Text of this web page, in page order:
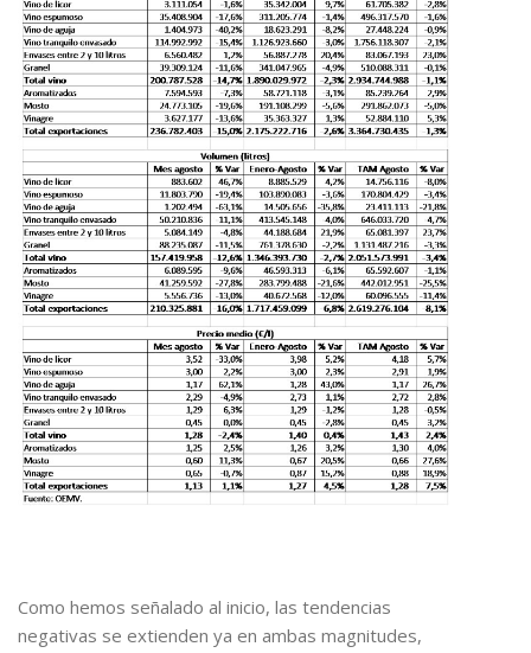
Como hemos señalado al inicio, las tendencias
negativas se extienden ya en ambas magnitudes,